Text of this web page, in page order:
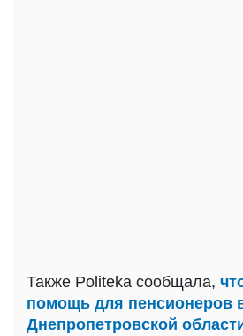
Также Politeka сообщала,
помощь для пенсионеров
Днепропетровской